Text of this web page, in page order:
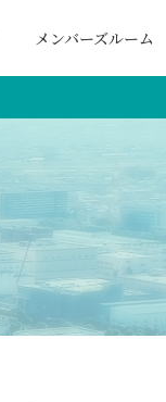
メンバーズルーム